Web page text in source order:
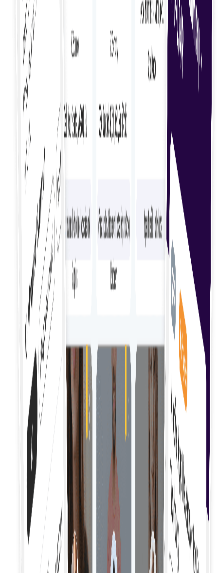
Monitorizarea performanței
Urmăriți și evaluați performanța freelancerilor cu
ajutorul unor analize detaliate pentru a asigura o
muncă de înaltă calitate și livrarea la timp.
Achiziționarea de talente
Descoperiți talente freelance de top în mod eficient
printr-un proces de căutare simplificat, adaptat
nevoilor dumneavoastră.
Potrivirea competențelor
Potriviți expertiza freelancerilor cu cerințele
proiectului dvs. pentru a asigura o potrivire perfectă
și rezultate optime.
Integrare rapidă
Integrați rapid freelanceri cu proceduri simplificate
pentru a-i integra fără probleme în echipa și
proiectele dvs.
Contracte sigure
Creați și gestionați contracte sigure pentru a
formaliza acordurile și a proteja ambele părți pe
parcursul proiectului.
Supravegherea proiectului
Supravegheați eficient proiectele freelance cu
ajutorul instrumentelor care vă ajută să urmăriți
progresul, rezultatele și etapele principale.